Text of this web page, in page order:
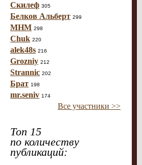
Скилеф 305
Белков Альберт 299
МНМ 298
Chuk 220
alek48s 216
Grozniy 212
Strannic 202
Брат 198
mr.seniv 174
Все участники >>
Топ 15
по количеству
публикаций: